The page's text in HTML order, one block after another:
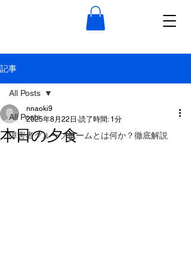
記事
All Posts
障害者グループホームとは何か？徹底解説
All Posts
本日の夕食
nnaoki9
2025年8月22日 読了時間: 1分